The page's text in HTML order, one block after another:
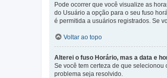
Pode ocorrer que você visualize as
do Usuário a opção para o seu fuso
é permitida a usuários registrados. Se
Voltar ao topo
Alterei o fuso Horário, mas a data e
Se você tem certeza de que
problema seja resolvido.